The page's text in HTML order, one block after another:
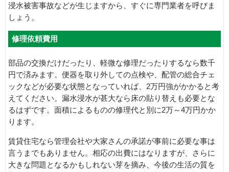
浸水被害事故などが生じますから、すぐに専門業者を呼びま
しょう。
修理依頼費用
部品の交換だけだったり、軽微な修理だったりするなら数千
円で済みます。便器を取り外しての点検や、配管の総合チェ
ックなどが必要な状態となっていれば、2万円強がかかると考
えてください。漏水浸水が甚大なら床の貼り替えも必要とな
るはずです。面積によるものの修理代と別に2万～4万円かか
ります。
賃貸住宅なら管理会社や大家さんの承諾が事前に必要な事は
言うまでもありません。相応の出費にはなりますが、さらに
大きな問題となるかもしれない芽を摘み、今後の生活の質を